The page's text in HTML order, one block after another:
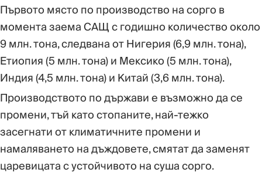
Първото място по производство на сорго в
момента заема САЩ с годишно количество около
9 млн. тона, следвана от Нигерия (6,9 млн. тона),
Етиопия (5 млн. тона) и Мексико (5 млн. тона),
Индия (4,5 млн. тона) и Китай (3,6 млн. тона).
Производството по държави е възможно да се
промени, тъй като стопаните, най-тежко
засегнати от климатичните промени и
намаляването на дъждовете, смятат да заменят
царевицата с устойчивото на суша сорго.